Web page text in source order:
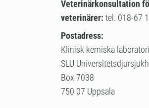
Veterinärkonsultation
veterinärer: tel. 018-67
Postadress:
Klinisk kemiska
SLU
Box 7038
750 07 Uppsala